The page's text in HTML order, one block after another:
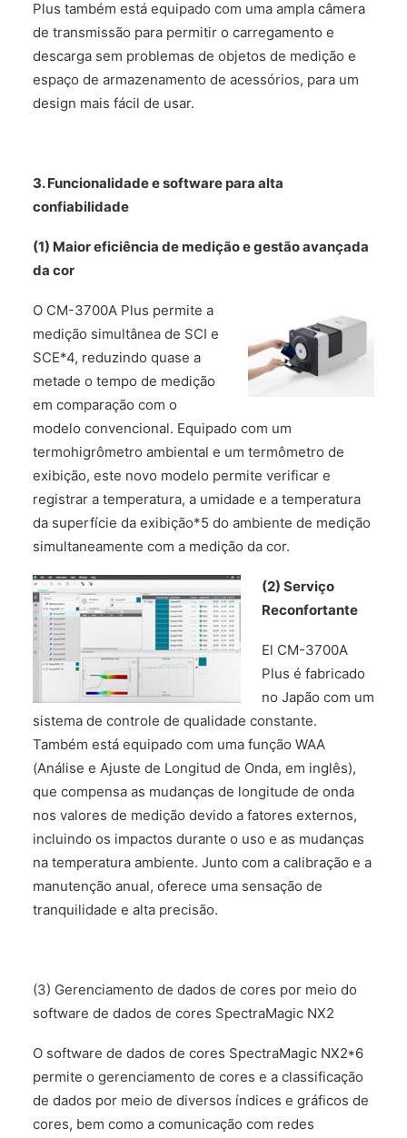
Plus também está equipado com uma ampla câmera
de transmissão para permitir o carregamento e
descarga sem problemas de objetos de medição e
espaço de armazenamento de acessórios, para um
design mais fácil de usar.
3. Funcionalidade e software para alta
confiabilidade
(1) Maior eficiência de medição e gestão avançada
da cor
O CM-3700A Plus permite a
medição simultânea de SCI e
SCE*4, reduzindo quase a
metade o tempo de medição
em comparação com o
modelo convencional. Equipado com um
termohigrômetro ambiental e um termômetro de
exibição, este novo modelo permite verificar e
registrar a temperatura, a umidade e a temperatura
da superfície da exibição*5 do ambiente de medição
simultaneamente com a medição da cor.
(2) Serviço
Reconfortante
El CM-3700A
Plus é fabricado
no Japão com um
sistema de controle de qualidade constante.
Também está equipado com uma função WAA
(Análise e Ajuste de Longitud de Onda, em inglês),
que compensa as mudanças de longitude de onda
nos valores de medição devido a fatores externos,
incluindo os impactos durante o uso e as mudanças
na temperatura ambiente. Junto com a calibração e a
manutenção anual, oferece uma sensação de
tranquilidade e alta precisão.
(3) Gerenciamento de dados de cores por meio do
software de dados de cores SpectraMagic NX2
O software de dados de cores SpectraMagic NX2*6
permite o gerenciamento de cores e a classificação
de dados por meio de diversos índices e gráficos de
cores, bem como a comunicação com redes